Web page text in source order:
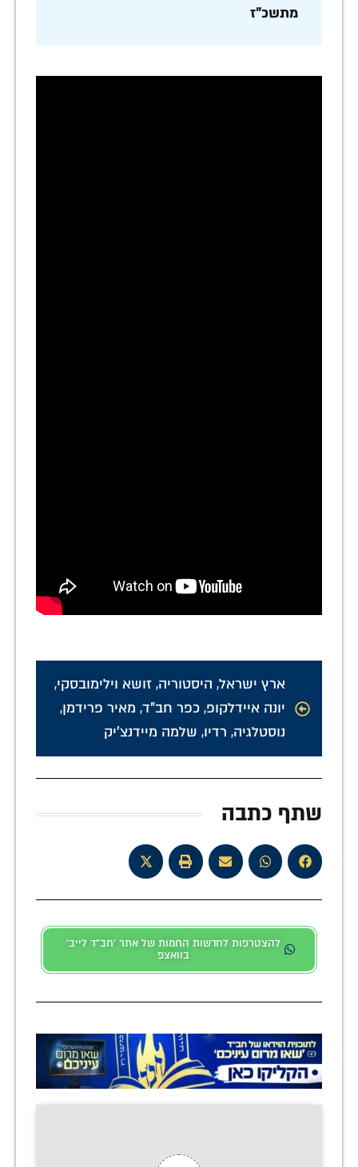
מתשכ"ז
ארץ ישראל, היסטוריה, זושא וילימובסקי,
יונה איידלקופ, כפר חב"ד, מאיר פרידמן,
נוסטלגיה, רדיו, שלמה מיידנצ'יק
שתף כתבה
להצטרפות לחדשות החמות של אתר 'חב"ד לייב'
בוואצפ